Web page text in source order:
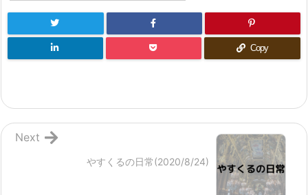
Copy
やすくるの日常(2020/8/24)
Next